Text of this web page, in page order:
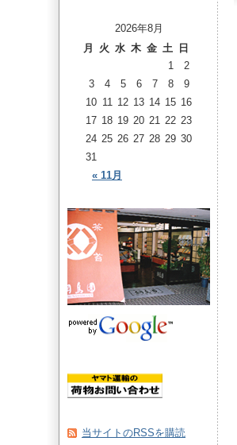
2026年8月
月
火 水 木 金 土 日
« 11月
1
2
3
4 5 6 7 8
9
10 11 12 13 14 15 16
17 18 19 20 21 22 23
24 25 26 27 28 29 30
31
当サイトのRSSを購読